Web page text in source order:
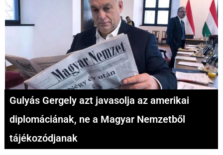
Gulyás Gergely azt javasolja az amerikai
diplomáciának, ne a Magyar Nemzetből
tájékozódjanak